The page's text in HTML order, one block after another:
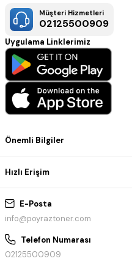
E-Posta
info@poyraztoner.com
Telefon Numarası
02125500909
Önemli Bilgiler
Hızlı Erişim
Müşteri Hizmetleri
02125500909
Uygulama Linklerimiz